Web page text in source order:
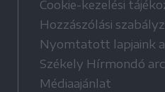
Cookie-kezelési
Hozzászólási
Nyomtatott lapjaink
Székely Hírmondó
Médiaajánlat